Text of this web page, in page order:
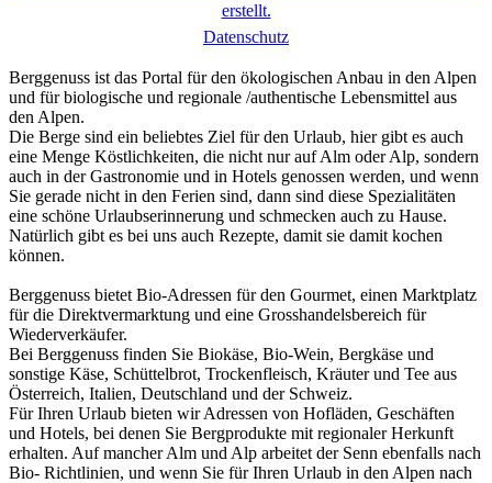
erstellt.
Datenschutz
Berggenuss ist das Portal für den ökologischen Anbau in den Alpen
und für biologische und regionale /authentische Lebensmittel aus
den Alpen.
Die Berge sind ein beliebtes Ziel für den Urlaub, hier gibt es auch
eine Menge Köstlichkeiten, die nicht nur auf Alm oder Alp, sondern
auch in der Gastronomie und in Hotels genossen werden, und wenn
Sie gerade nicht in den Ferien sind, dann sind diese Spezialitäten
eine schöne Urlaubserinnerung und schmecken auch zu Hause.
Natürlich gibt es bei uns auch Rezepte, damit sie damit kochen
können.
Berggenuss bietet Bio-Adressen für den Gourmet, einen Marktplatz
für die Direktvermarktung und eine Grosshandelsbereich für
Wiederverkäufer.
Bei Berggenuss finden Sie Biokäse, Bio-Wein, Bergkäse und
sonstige Käse, Schüttelbrot, Trockenfleisch, Kräuter und Tee aus
Österreich, Italien, Deutschland und der Schweiz.
Für Ihren Urlaub bieten wir Adressen von Hofläden, Geschäften
und Hotels, bei denen Sie Bergprodukte mit regionaler Herkunft
erhalten. Auf mancher Alm und Alp arbeitet der Senn ebenfalls nach
Bio- Richtlinien, und wenn Sie für Ihren Urlaub in den Alpen nach